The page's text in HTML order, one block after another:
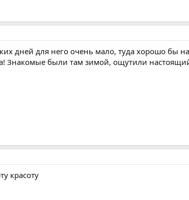
дней для него очень мало, туда хорошо бы
Знакомые были там зимой, ощутили
красоту